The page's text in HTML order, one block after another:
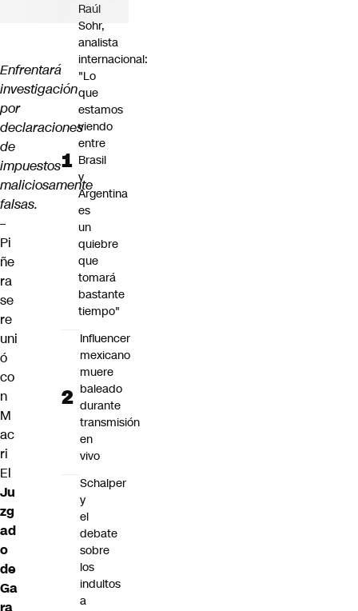
Enfrentará
investigación
por
declaraciones
de
impuestos
maliciosamente
falsas.
–
Pi
ñe
ra
se
re
uni
ó
co
n
M
ac
ri
El
Ju
zg
ad
o
de
Ga
ra
Raúl
Sohr,
analista
internacional:
"Lo
que
estamos
viendo
entre
Brasil
y
Argentina
es
un
quiebre
que
tomará
bastante
tiempo"
Influencer
mexicano
muere
baleado
durante
transmisión
en
vivo
Schalper
y
el
debate
sobre
los
indultos
a